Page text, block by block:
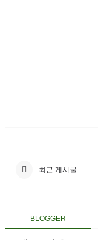
최근 게시물
BLOGGER